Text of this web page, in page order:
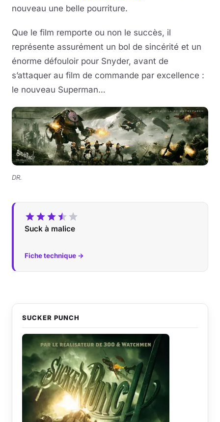
nouveau une belle pourriture.
Que le film remporte ou non le succès, il
représente assurément un bol de sincérité et un
énorme défouloir pour Snyder, avant de
s’attaquer au film de commande par excellence :
le nouveau Superman…
DR.
Suck à malice
Fiche technique →
SUCKER PUNCH